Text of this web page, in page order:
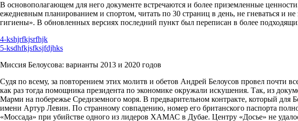
В основополагающем для него документе встречаются и более приземленные
ежедневным планированием и спортом, читать по 30 страниц в день, не гневаться и
гигиены». В обновленных версиях последний пункт был переписан в более
4-kshjrfkjsrfhjk
5-ksdhfkjsfksjfdjhks
Миссия Белоусова: варианты 2013 и 2020 годов
Судя по всему, за повторением этих молитв и обетов Андрей Белоусов провел почти
как раз тогда помощника президента по экономике окружали искушения. Так, из
Марми на побережье Средиземного моря. В предварительном контракте, который для
имени Артур Левин. По странному совпадению, номер его британского паспорта
«Моссада» при убийстве одного из лидеров ХАМАС в Дубае. Центру «Досье» не